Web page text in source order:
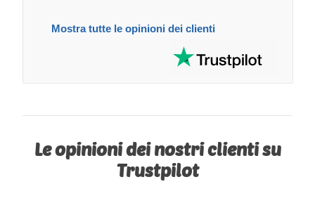
Mostra tutte le opinioni dei clienti
Le opinioni dei nostri clienti su
Trustpilot